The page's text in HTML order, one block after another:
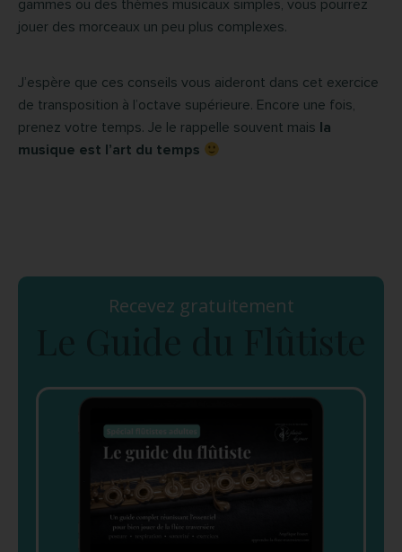
gammes ou des thèmes musicaux simples, vous pourrez
jouer des morceaux un peu plus complexes.
J’espère que ces conseils vous aideront dans cet exercice
de transposition à l’octave supérieure. Encore une fois,
prenez votre temps. Je le rappelle souvent mais la
musique est l’art du temps
Recevez gratuitement